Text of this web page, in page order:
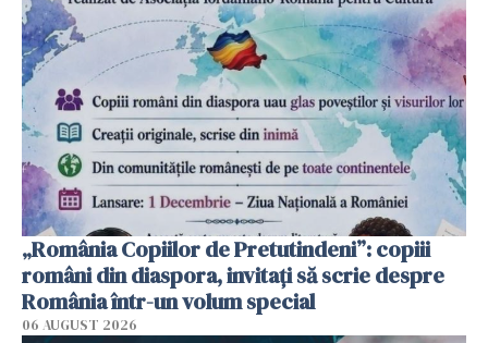
„România Copiilor de Pretutindeni”: copiii
români din diaspora, invitați să scrie despre
România într-un volum special
06 AUGUST 2026